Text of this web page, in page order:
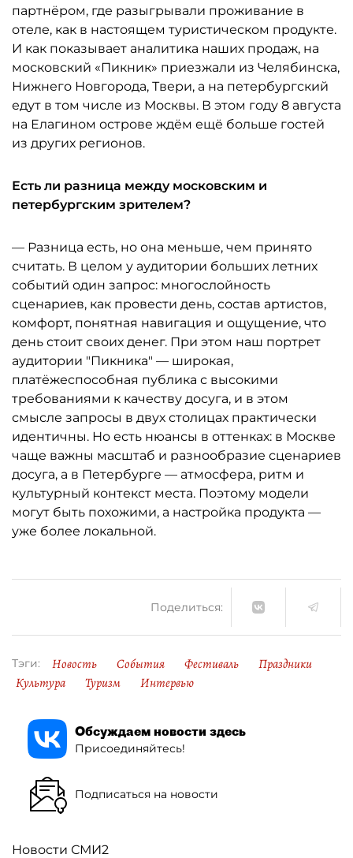
партнёром, где разыгрывали проживание в
отеле, как в настоящем туристическом продукте.
И как показывает аналитика наших продаж, на
московский «Пикник» приезжали из Челябинска,
Нижнего Новгорода, Твери, а на петербургский
едут в том числе из Москвы. В этом году 8 августа
на Елагином острове ждём ещё больше гостей
из других регионов.
Есть ли разница между московским и
петербургским зрителем?
— Разница есть, но она меньше, чем принято
считать. В целом у аудитории больших летних
событий один запрос: многослойность
сценариев, как провести день, состав артистов,
комфорт, понятная навигация и ощущение, что
день стоит своих денег. При этом наш портрет
аудитории "Пикника" — широкая,
платёжеспособная публика с высокими
требованиями к качеству досуга, и в этом
смысле запросы в двух столицах практически
идентичны. Но есть нюансы в оттенках: в Москве
чаще важны масштаб и разнообразие сценариев
досуга, а в Петербурге — атмосфера, ритм и
культурный контекст места. Поэтому модели
могут быть похожими, а настройка продукта —
уже более локальной.
Поделиться:
Тэги: Новость События Фестиваль
Праздники
Культура
Туризм Интервью
Обсуждаем новости здесь
Присоединяйтесь!
Подписаться на новости
Новости СМИ2